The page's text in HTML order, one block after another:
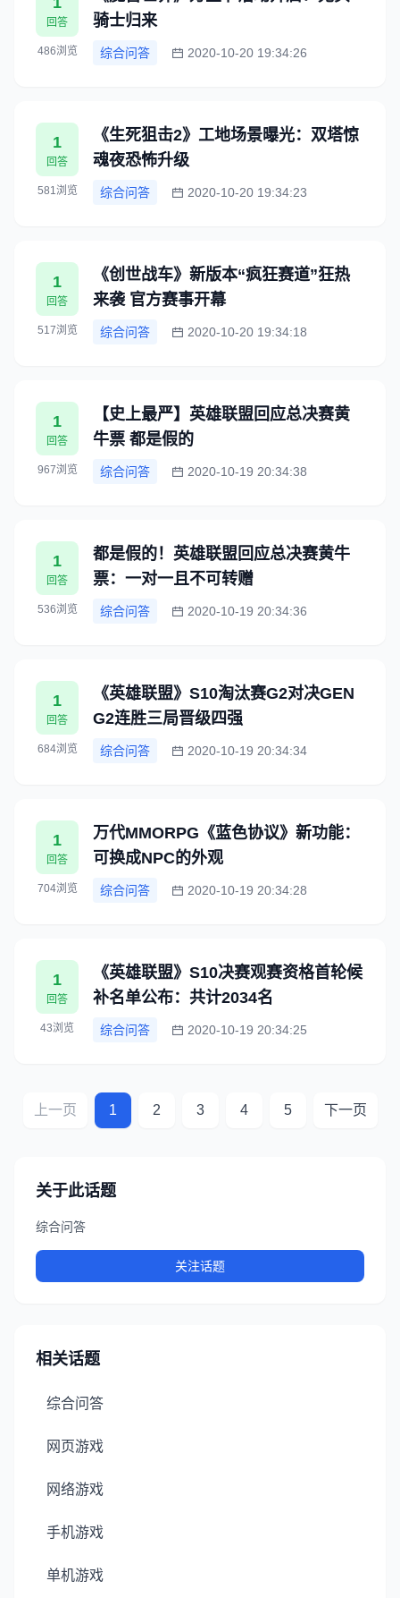
回答
486浏览
骑士归来
综合问答 2020-10-20 19:34:26
1
回答
581浏览
《生死狙击2》工地场景曝光：双塔惊
魂夜恐怖升级
综合问答 2020-10-20 19:34:23
1
回答
517浏览
《创世战车》新版本“疯狂赛道”狂热
来袭 官方赛事开幕
综合问答 2020-10-20 19:34:18
1
回答
967浏览
【史上最严】英雄联盟回应总决赛黄
牛票 都是假的
综合问答 2020-10-19 20:34:38
1
回答
536浏览
都是假的！英雄联盟回应总决赛黄牛
票：一对一且不可转赠
综合问答 2020-10-19 20:34:36
1
回答
684浏览
《英雄联盟》S10淘汰赛G2对决GEN
G2连胜三局晋级四强
综合问答 2020-10-19 20:34:34
1
回答
704浏览
万代MMORPG《蓝色协议》新功能：
可换成NPC的外观
综合问答 2020-10-19 20:34:28
1
回答
43浏览
《英雄联盟》S10决赛观赛资格首轮候
补名单公布：共计2034名
综合问答 2020-10-19 20:34:25
上一页 1 2 3 4 5 下一页
关于此话题
综合问答
关注话题
相关话题
综合问答
网页游戏
网络游戏
手机游戏
单机游戏